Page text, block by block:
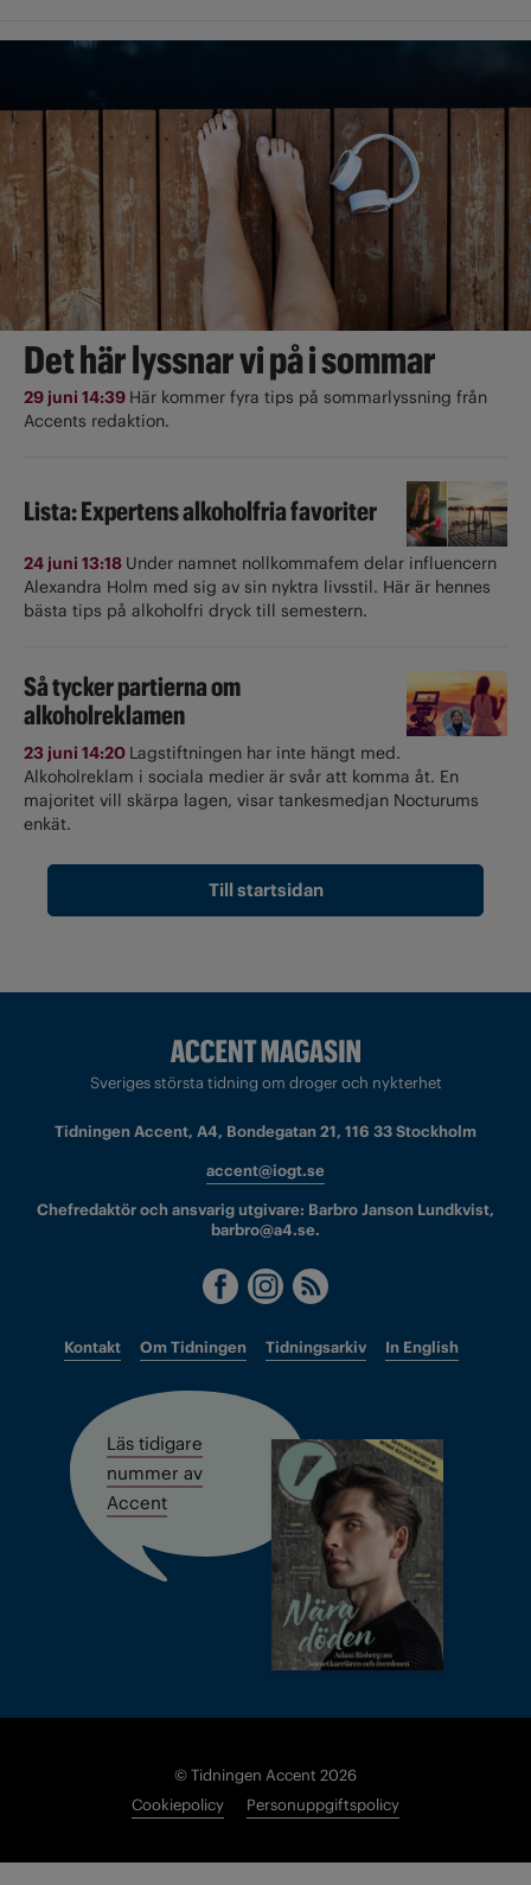
Det här lyssnar vi på i sommar
29 juni 14:39 Här kommer fyra tips på sommarlyssning från
Accents redaktion.
Lista: Expertens alkoholfria favoriter
24 juni 13:18 Under namnet nollkommafem delar influencern
Alexandra Holm med sig av sin nyktra livsstil. Här är hennes
bästa tips på alkoholfri dryck till semestern.
Så tycker partierna om
alkoholreklamen
23 juni 14:20 Lagstiftningen har inte hängt med.
Alkoholreklam i sociala medier är svår att komma åt. En
majoritet vill skärpa lagen, visar tankesmedjan Nocturums
enkät.
Till startsidan
Sveriges största tidning om droger och nykterhet
Tidningen Accent, A4, Bondegatan 21, 116 33 Stockholm
accent@iogt.se
Chefredaktör och ansvarig utgivare: Barbro Janson Lundkvist,
barbro@a4.se.
Kontakt Om Tidningen Tidningsarkiv In English
Läs tidigare
nummer av
Accent
© Tidningen Accent 2026
Cookiepolicy
Personuppgiftspolicy